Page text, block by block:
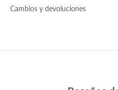
Cambios y devoluciones